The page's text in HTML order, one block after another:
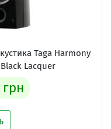
Taga Harmony
Lacquer